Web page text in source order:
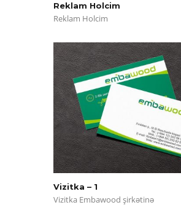
Reklam Holcim
Reklam Holcim
Vizitka – 1
Vizitka Embawood şirkətinə